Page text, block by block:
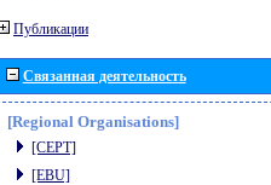
Публикации
Связанная деятельность
[Regional Organisations]
[CEPT]
[EBU]